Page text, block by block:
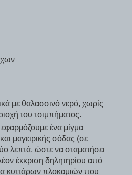
με θαλασσινό νερό, χωρίς
του τσιμπήματος.
εφαρμόζουμε ένα μίγμα
μαγειρικής σόδας (σε
λεπτά, ώστε να σταματήσει
έκκριση δηλητηρίου από
κυττάρων πλοκαμιών που